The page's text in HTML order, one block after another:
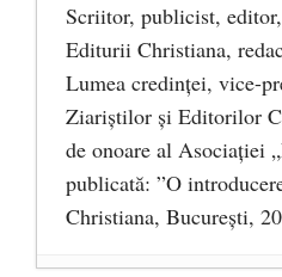
Scriitor, publicist,
Editurii Christiana,
Lumea credinţei, vice-
Ziariştilor şi Editorilor
de onoare al Asociaţiei
publicată: ”O
Christiana, Bucureşti,